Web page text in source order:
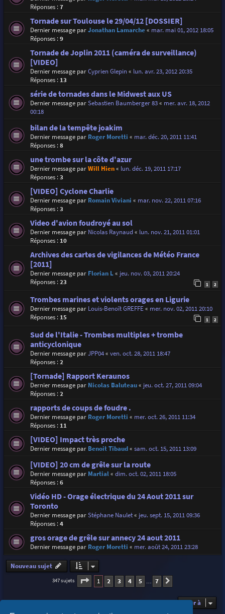
Réponses :7
Tornade sur Toulouse le 29/04/12 [DOSSIER]
Dernier message parJonathan Lamarche« mar. mai 01, 2012 18:05
Réponses :9
Tornade de Joplin 2011 (caméra de surveillance)
[VIDEO]
Dernier message parCyprien Glepin« lun. avr. 23, 2012 20:35
Réponses : 13
série de tornades dans le Midwest aux US
Dernier message parSebastien Baumberger 83« mer. avr. 18, 2012
00:18
bilan de la tempête joakim
Dernier message par Roger Moretti « mar. déc. 20, 2011 11:41
Réponses :8
une trombe sur la côte d'azur
Dernier message parWill Hien« lun. déc. 19, 2011 17:17
Réponses :3
[VIDEO] Cyclone Charlie
Dernier message par Romain Viviani « mar. nov. 22, 2011 07:16
Réponses :3
Video d'avion foudroyé au sol
Dernier message par Nicolas Raynaud« lun. nov. 21, 2011 01:01
Réponses : 10
Archives des cartes de vigilances de Météo France
[2011]
Dernier message par Florian L« jeu. nov. 03, 2011 20:24
Réponses :23 1 2
Trombes marines et violents orages en Ligurie
Dernier message par Louis-Benoît GREFFE« mer. nov. 02, 2011 20:10
Réponses : 15 1 2
Sud de l'Italie - Trombes multiples + trombe
anticyclonique
Dernier message parJPP04« ven. oct. 28, 2011 18:47
Réponses :2
[Tornade] Rapport Keraunos
Dernier message par Nicolas Baluteau« jeu. oct. 27, 2011 09:04
Réponses :2
rapports de coups de foudre .
Dernier message par Roger Moretti « mer. oct. 26, 2011 11:34
Réponses : 11
[VIDEO] Impact très proche
Dernier message par Benoit Tibaud« sam. oct. 15, 2011 13:09
[VIDEO] 20 cm de grêle sur la route
Dernier message par Martial« dim. oct. 02, 2011 18:05
Réponses :6
Vidéo HD - Orage électrique du 24 Aout 2011 sur
Toronto
Dernier message parStéphane Naulet« jeu. sept. 15, 2011 09:36
Réponses :4
gros orage de grêle sur annecy 24 aout 2011
Dernier message par Roger Moretti « mer. août 24, 2011 23:28
Nouveau sujet
347 sujets Page 1sur
1 2 3 4 5 … 7
Aller à